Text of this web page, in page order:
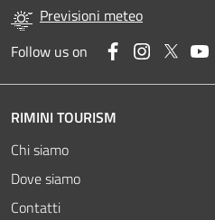
Previsioni meteo
Follow us on
FacebookInstagram
Twitter
RIMINI TOURISM
Chi siamo
Dove siamo
Contatti